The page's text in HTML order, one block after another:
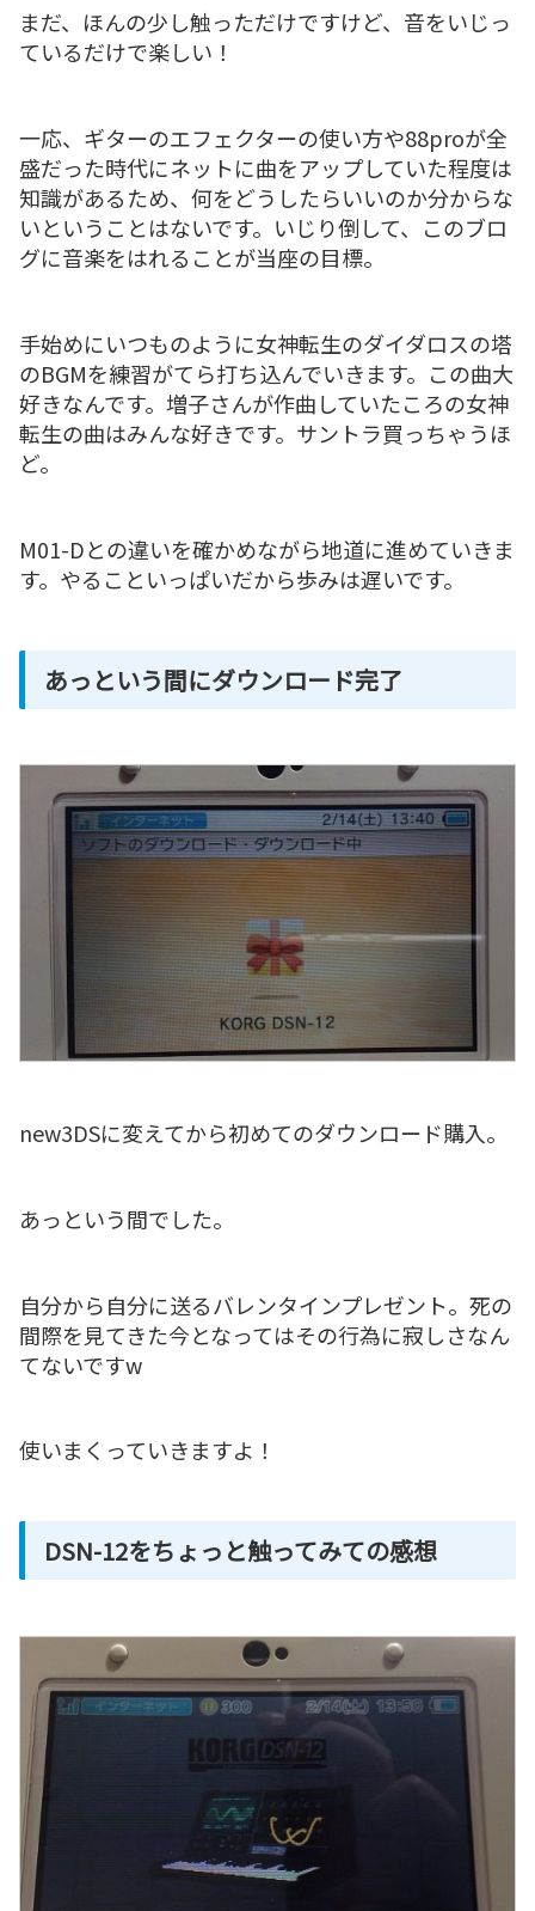
まだ、ほんの少し触っただけですけど、音をいじっ
ているだけで楽しい！
一応、ギターのエフェクターの使い方や88proが全
盛だった時代にネットに曲をアップしていた程度は
知識があるため、何をどうしたらいいのか分からな
いということはないです。いじり倒して、このブロ
グに音楽をはれることが当座の目標。
手始めにいつものように女神転生のダイダロスの塔
のBGMを練習がてら打ち込んでいきます。この曲大
好きなんです。増子さんが作曲していたころの女神
転生の曲はみんな好きです。サントラ買っちゃうほ
ど。
M01-Dとの違いを確かめながら地道に進めていきま
す。やることいっぱいだから歩みは遅いです。
あっという間にダウンロード完了
new3DSに変えてから初めてのダウンロード購入。
あっという間でした。
自分から自分に送るバレンタインプレゼント。死の
間際を見てきた今となってはその行為に寂しさなん
てないですw
使いまくっていきますよ！
DSN-12をちょっと触ってみての感想